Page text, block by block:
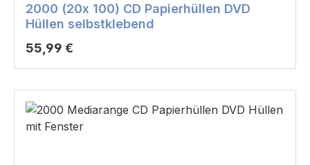
2000 (20x 100) CD Papierhüllen DVD
Hüllen selbstklebend
Regulärer Preis:
55,99 €